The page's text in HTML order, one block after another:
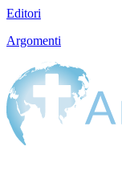
Editori
Argomenti